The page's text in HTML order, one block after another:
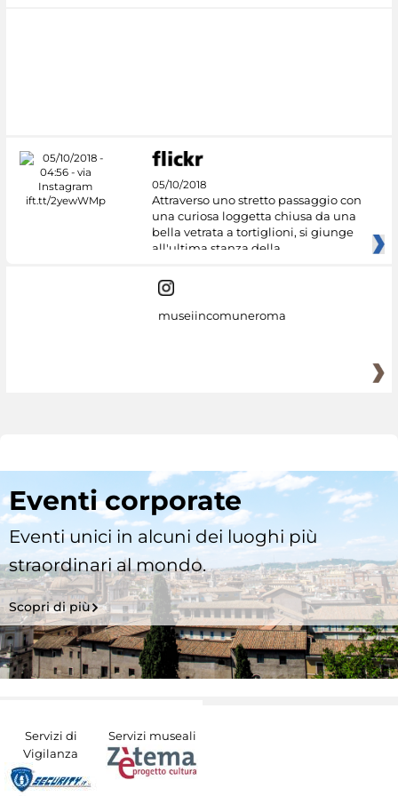
05/10/2018
Attraverso uno stretto passaggio con
una curiosa loggetta chiusa da una
bella vetrata a tortiglioni, si giunge
all'ultima stanza della
museiincomuneroma
Eventi corporate
Eventi unici in alcuni dei luoghi più
straordinari al mondo.
Scopri di più
Servizi di
Vigilanza
Servizi museali